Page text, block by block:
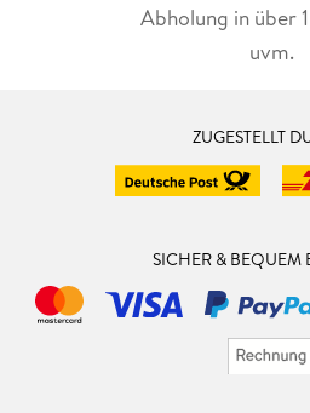
Abholung in über
uvm.
ZUGESTELLT
SICHER & BEQUEM